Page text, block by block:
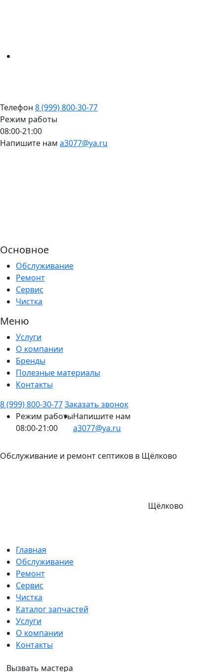
Телефон 8 (999) 800-30-77
Режим работы
08:00-21:00
Напишите нам a3077@ya.ru
Основное
Обслуживание
Ремонт
Сервис
Чистка
Меню
Услуги
О компании
Бренды
Полезные материалы
Контакты
8 (999) 800-30-77Заказать звонок
Режим работы
08:00-21:00
Напишите нам
a3077@ya.ru
Обслуживание и ремонт септиков в Щёлково
Щёлково
Главная
Обслуживание
Ремонт
Сервис
Чистка
Каталог запчастей
Услуги
О компании
Контакты
Вызвать мастера